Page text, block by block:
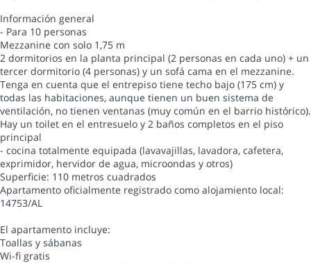
Información general
- Para 10 personas
Mezzanine con solo 1,75 m
2 dormitorios en la planta principal (2 personas en cada uno) + un
tercer dormitorio (4 personas) y un sofá cama en el mezzanine.
Tenga en cuenta que el entrepiso tiene techo bajo (175 cm) y
todas las habitaciones, aunque tienen un buen sistema de
ventilación, no tienen ventanas (muy común en el barrio histórico).
Hay un toilet en el entresuelo y 2 baños completos en el piso
principal
- cocina totalmente equipada (lavavajillas, lavadora, cafetera,
exprimidor, hervidor de agua, microondas y otros)
Superficie: 110 metros cuadrados
Apartamento oficialmente registrado como alojamiento local:
14753/AL
El apartamento incluye:
Toallas y sábanas
Wi-fi gratis